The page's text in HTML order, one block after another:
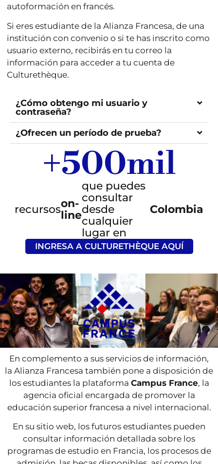
autoformación en francés.
Si eres estudiante de la Alianza Francesa, de una
institución con convenio o si te has inscrito como
usuario externo, recibirás en tu correo la
información para acceder a tu cuenta de
Culturethèque.
¿Cómo obtengo mi usuario y
contraseña?
¿Ofrecen un período de prueba?
recursoson-
line
que puedes
consultar
desde
cualquier
lugar en
Colombia
+500mil
INGRESA A CULTURETHÈQUE AQUÍ
En complemento a sus servicios de información,
la Alianza Francesa también pone a disposición de
los estudiantes la plataforma Campus France, la
agencia oficial encargada de promover la
educación superior francesa a nivel internacional.
En su sitio web, los futuros estudiantes pueden
consultar información detallada sobre los
programas de estudio en Francia, los procesos de